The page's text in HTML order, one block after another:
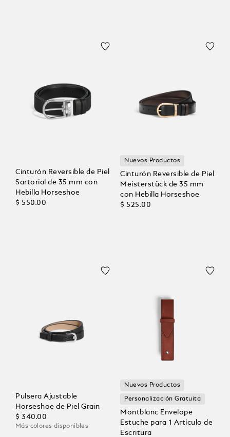
Cinturón Reversible de Piel
Sartorial de 35 mm con
Hebilla Horseshoe
$ 550.00
Nuevos Productos
Cinturón Reversible de Piel
Meisterstück de 35 mm
con Hebilla Horseshoe
$ 525.00
Pulsera Ajustable
Horseshoe de Piel Grain
$ 340.00
Más colores disponibles
Nuevos Productos
Personalización Gratuita
Montblanc Envelope
Estuche para 1 Artículo de
Escritura